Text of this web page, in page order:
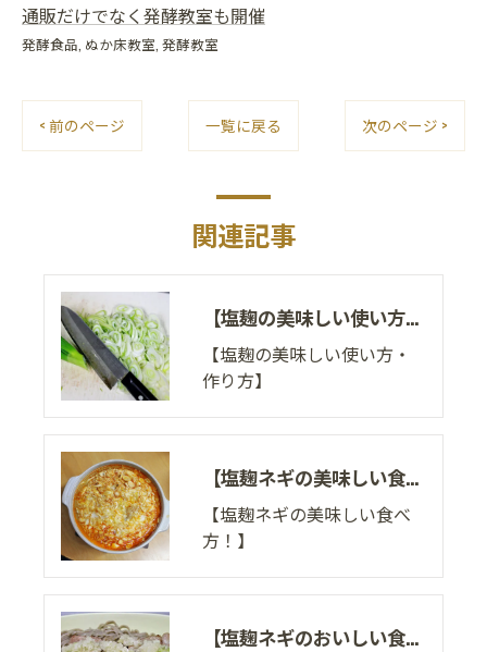
通販だけでなく発酵教室も開催
発酵食品 ぬか床教室 発酵教室
< 前のページ 一覧に戻る 次のページ >
関連記事
【塩麹の美味しい使い方・作り方】
【塩麹の美味しい使い方・
作り方】
【塩麹ネギの美味しい食べ方！】
【塩麹ネギの美味しい食べ
方！】
【塩麹ネギのおいしい食べ方】